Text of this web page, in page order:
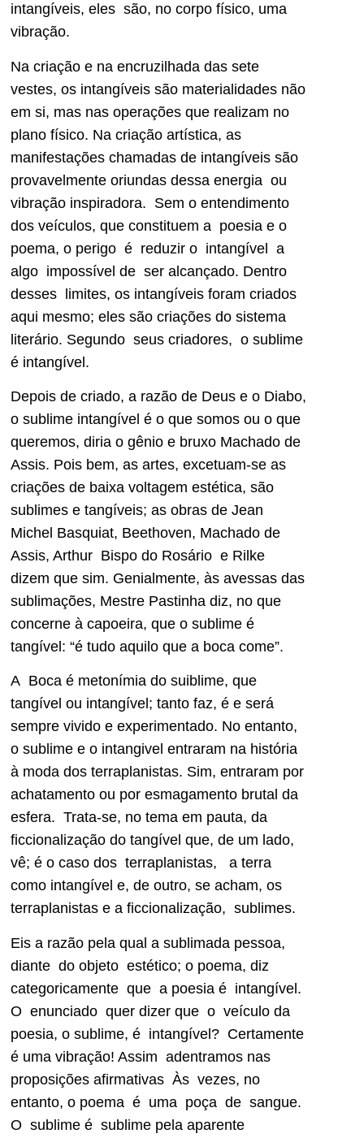
intangíveis, eles são, no corpo físico, uma
vibração.
Na criação e na encruzilhada das sete
vestes, os intangíveis são materialidades não
em si, mas nas operações que realizam no
plano físico. Na criação artística, as
manifestações chamadas de intangíveis são
provavelmente oriundas dessa energia ou
vibração inspiradora. Sem o entendimento
dos veículos, que constituem a poesia e o
poema, o perigo é reduzir o intangível a
algo impossível de ser alcançado. Dentro
desses limites, os intangíveis foram criados
aqui mesmo; eles são criações do sistema
literário. Segundo seus criadores, o sublime
é intangível.
Depois de criado, a razão de Deus e o Diabo,
o sublime intangível é o que somos ou o que
queremos, diria o gênio e bruxo Machado de
Assis. Pois bem, as artes, excetuam-se as
criações de baixa voltagem estética, são
sublimes e tangíveis; as obras de Jean
Michel Basquiat, Beethoven, Machado de
Assis, Arthur Bispo do Rosário e Rilke
dizem que sim. Genialmente, às avessas das
sublimações, Mestre Pastinha diz, no que
concerne à capoeira, que o sublime é
tangível: “é tudo aquilo que a boca come”.
A Boca é metonímia do suiblime, que
tangível ou intangível; tanto faz, é e será
sempre vivido e experimentado. No entanto,
o sublime e o intangivel entraram na história
à moda dos terraplanistas. Sim, entraram por
achatamento ou por esmagamento brutal da
esfera. Trata-se, no tema em pauta, da
ficcionalização do tangível que, de um lado,
vê; é o caso dos terraplanistas, a terra
como intangível e, de outro, se acham, os
terraplanistas e a ficcionalização, sublimes.
Eis a razão pela qual a sublimada pessoa,
diante do objeto estético; o poema, diz
categoricamente que a poesia é intangível.
O enunciado quer dizer que o veículo da
poesia, o sublime, é intangível? Certamente
é uma vibração! Assim adentramos nas
proposições afirmativas Às vezes, no
entanto, o poema é uma poça de sangue.
O sublime é sublime pela aparente